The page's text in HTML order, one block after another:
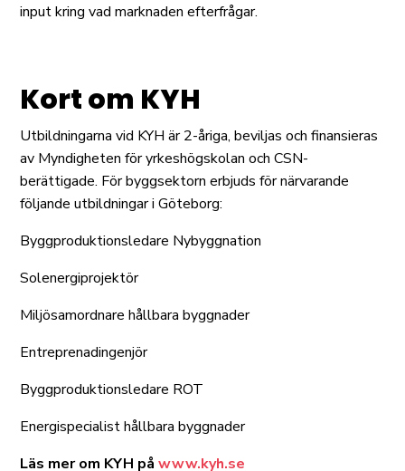
input kring vad marknaden efterfrågar.
Kort om KYH
Utbildningarna vid KYH är 2-åriga, beviljas och finansieras
av Myndigheten för yrkeshögskolan och CSN-
berättigade. För byggsektorn erbjuds för närvarande
följande utbildningar i Göteborg:
Byggproduktionsledare Nybyggnation
Solenergiprojektör
Miljösamordnare hållbara byggnader
Entreprenadingenjör
Byggproduktionsledare ROT
Energispecialist hållbara byggnader
Läs mer om KYH påwww.kyh.se